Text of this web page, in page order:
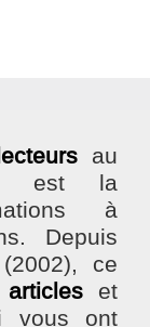
au
est la
à
Depuis
ce
et
ont